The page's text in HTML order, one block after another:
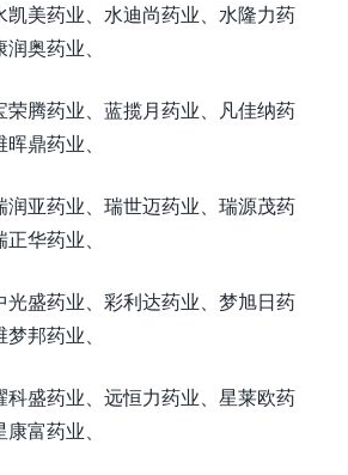
凯美药业、水迪尚药业、水隆力药
奥药业、
荣腾药业、蓝揽月药业、凡佳纳药
鼎药业、
润亚药业、瑞世迈药业、瑞源茂药
华药业、
光盛药业、彩利达药业、梦旭日药
邦药业、
科盛药业、远恒力药业、星莱欧药
富药业、